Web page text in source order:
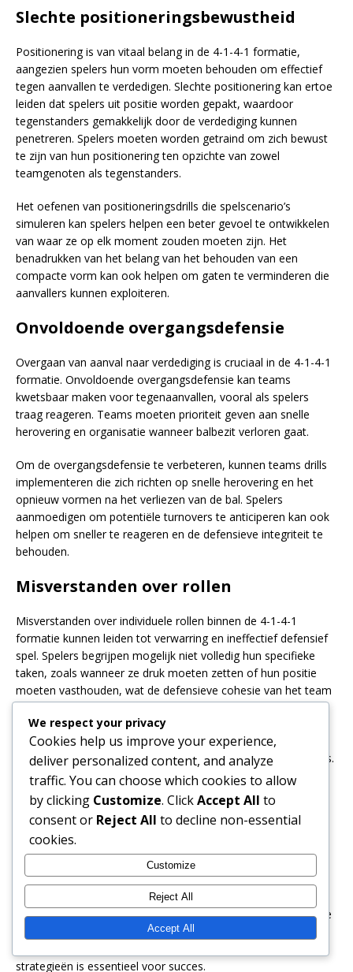
Slechte positioneringsbewustheid
Positionering is van vitaal belang in de 4-1-4-1 formatie,
aangezien spelers hun vorm moeten behouden om effectief
tegen aanvallen te verdedigen. Slechte positionering kan ertoe
leiden dat spelers uit positie worden gepakt, waardoor
tegenstanders gemakkelijk door de verdediging kunnen
penetreren. Spelers moeten worden getraind om zich bewust
te zijn van hun positionering ten opzichte van zowel
teamgenoten als tegenstanders.
Het oefenen van positioneringsdrills die spelscenario’s
simuleren kan spelers helpen een beter gevoel te ontwikkelen
van waar ze op elk moment zouden moeten zijn. Het
benadrukken van het belang van het behouden van een
compacte vorm kan ook helpen om gaten te verminderen die
aanvallers kunnen exploiteren.
Onvoldoende overgangsdefensie
Overgaan van aanval naar verdediging is cruciaal in de 4-1-4-1
formatie. Onvoldoende overgangsdefensie kan teams
kwetsbaar maken voor tegenaanvallen, vooral als spelers
traag reageren. Teams moeten prioriteit geven aan snelle
herovering en organisatie wanneer balbezit verloren gaat.
Om de overgangsdefensie te verbeteren, kunnen teams drills
implementeren die zich richten op snelle herovering en het
opnieuw vormen na het verliezen van de bal. Spelers
aanmoedigen om potentiële turnovers te anticiperen kan ook
helpen om sneller te reageren en de defensieve integriteit te
behouden.
Misverstanden over rollen
Misverstanden over individuele rollen binnen de 4-1-4-1
formatie kunnen leiden tot verwarring en ineffectief defensief
spel. Spelers begrijpen mogelijk niet volledig hun specifieke
taken, zoals wanneer ze druk moeten zetten of hun positie
moeten vasthouden, wat de defensieve cohesie van het team
kan verstoren.
Coaches moeten duidelijk communiceren over de rol en
verantwoordelijkheden van elke speler tijdens trainingssessies.
Het gebruik van visuele hulpmiddelen, zoals tactische borden,
kan helpen om het begrip te versterken en ervoor te zorgen
dat alle spelers op dezelfde lijn zitten.
Geen aanpassing van tactieken
Defensieve tactieken in de 4-1-4-1 formatie moeten
aanpasbaar zijn aan verschillende tegenstanders en
wedstrijdsituaties. Het niet aanpassen van tactieken kan ertoe
leiden dat teams worden overtroffen door tegenstanders die
strategieën is essentieel voor succes.
We respect your privacy
Cookies help us improve your experience,
deliver personalized content, and analyze
traffic. You can choose which cookies to allow
by clicking Customize. ClickAccept All to
consent or Reject All to decline non-essential
cookies.
Customize
Reject All
Accept All